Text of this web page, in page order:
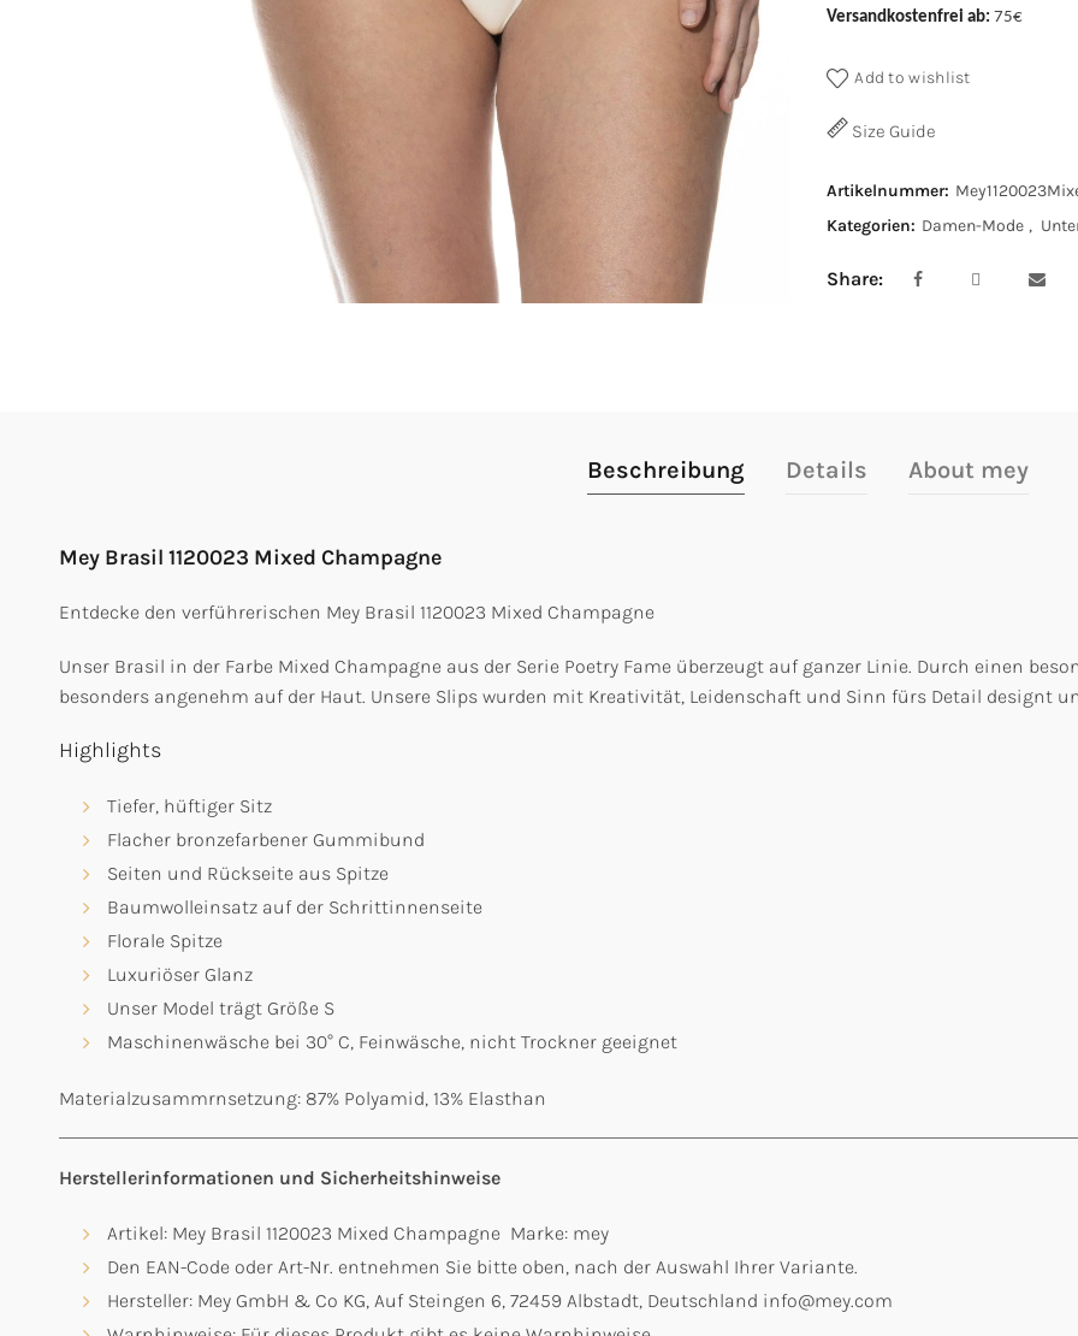
Versandkostenfrei ab: 75€
Add to wishlist
Size Guide
Artikelnummer:
Kategorien: Damen-Mode ,
Share
Beschreibung Details About mey
Mey Brasil 1120023 Mixed Champagne
Entdecke den verführerischen Mey Brasil 1120023 Mixed Champagne
Unser Brasil in der Farbe Mixed Champagne aus der Serie Poetry Fame überzeugt auf ganzer Linie. Durch einen
besonders angenehm auf der Haut. Unsere Slips wurden mit Kreativität, Leidenschaft und Sinn fürs Detail designt
Highlights
Tiefer, hüftiger Sitz
Flacher bronzefarbener Gummibund
Seiten und Rückseite aus Spitze
Baumwolleinsatz auf der Schrittinnenseite
Florale Spitze
Luxuriöser Glanz
Unser Model trägt Größe S
Maschinenwäsche bei 30° C, Feinwäsche, nicht Trockner geeignet
Materialzusammrnsetzung: 87% Polyamid, 13% Elasthan
Herstellerinformationen und Sicherheitshinweise
Artikel: Mey Brasil 1120023 Mixed Champagne Marke: mey
Den EAN-Code oder Art-Nr. entnehmen Sie bitte oben, nach der Auswahl Ihrer Variante.
Hersteller: Mey GmbH & Co KG, Auf Steingen 6, 72459 Albstadt, Deutschland info@mey.com